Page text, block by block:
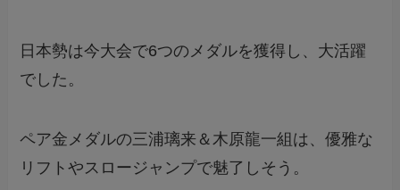
日本勢は今大会で6つのメダルを獲得し、大活躍
でした。
ペア金メダルの三浦璃来＆木原龍一組は、優雅な
リフトやスロージャンプで魅了しそう。